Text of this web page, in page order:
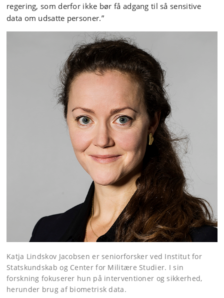
regering, som derfor ikke bør få adgang til så sensitive
data om udsatte personer.”
Katja Lindskov Jacobsen er seniorforsker ved Institut for
Statskundskab og Center for Militære Studier. I sin
forskning fokuserer hun på interventioner og sikkerhed,
herunder brug af biometrisk data.